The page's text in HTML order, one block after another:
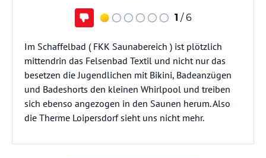
1 / 6
Im Schaffelbad ( FKK Saunabereich ) ist plötzlich
mittendrin das Felsenbad Textil und nicht nur das
besetzen die Jugendlichen mit Bikini, Badeanzügen
und Badeshorts den kleinen Whirlpool und treiben
sich ebenso angezogen in den Saunen herum. Also
die Therme Loipersdorf sieht uns nicht mehr.